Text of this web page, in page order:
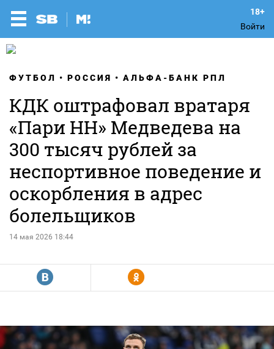
Войти
ФУТБОЛ РОССИЯ АЛЬФА-БАНК РПЛ
КДК оштрафовал вратаря
«Пари НН» Медведева на
300 тысяч рублей за
неспортивное поведение и
оскорбления в адрес
болельщиков
14 мая 2026 18:44
R Y